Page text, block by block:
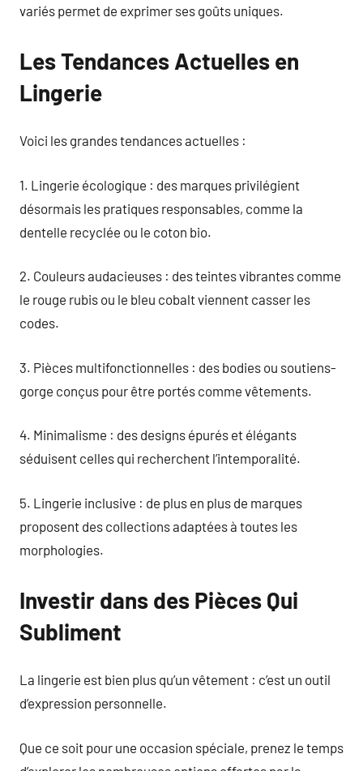
variés permet de exprimer ses goûts uniques.
Les Tendances Actuelles en
Lingerie
Voici les grandes tendances actuelles :
1. Lingerie écologique : des marques privilégient
désormais les pratiques responsables, comme la
dentelle recyclée ou le coton bio.
2. Couleurs audacieuses : des teintes vibrantes comme
le rouge rubis ou le bleu cobalt viennent casser les
codes.
3. Pièces multifonctionnelles : des bodies ou soutiens-
gorge conçus pour être portés comme vêtements.
4. Minimalisme : des designs épurés et élégants
séduisent celles qui recherchent l’intemporalité.
5. Lingerie inclusive : de plus en plus de marques
proposent des collections adaptées à toutes les
morphologies.
Investir dans des Pièces Qui
Subliment
La lingerie est bien plus qu’un vêtement : c’est un outil
d’expression personnelle.
Que ce soit pour une occasion spéciale, prenez le temps